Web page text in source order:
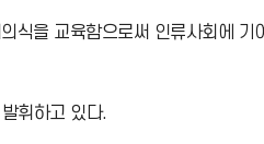
식을 교육함으로써 인류사회에 기
휘하고 있다.